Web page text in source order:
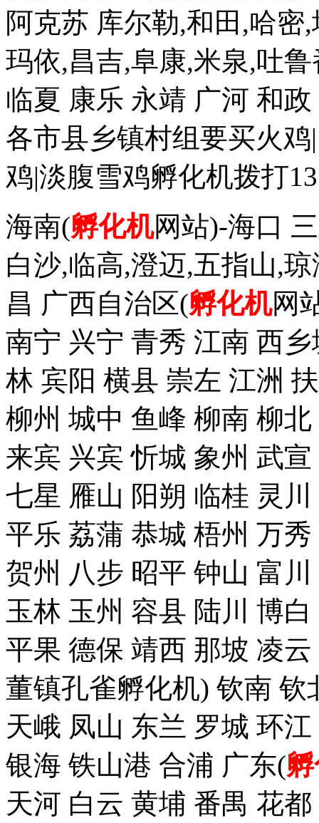
阿克苏 库尔勒,和田,哈密
玛依,昌吉,阜康,米泉,吐
临夏 康乐 永靖 广河 和
各市县乡镇村组要买火
鸡|淡腹雪鸡孵化机拨打
海南(孵化机网站)-海口
白沙,临高,澄迈,五指山,
昌 广西自治区(孵化机网
南宁 兴宁 青秀 江南 西
林 宾阳 横县 崇左 江洲
柳州 城中 鱼峰 柳南 柳
来宾 兴宾 忻城 象州 武
七星 雁山 阳朔 临桂 灵
平乐 荔蒲 恭城 梧州 万
贺州 八步 昭平 钟山 富
玉林 玉州 容县 陆川 博
平果 德保 靖西 那坡 凌
董镇孔雀孵化机) 钦南
天峨 凤山 东兰 罗城 环
银海 铁山港 合浦 广东(
天河 白云 黄埔 番禺 花